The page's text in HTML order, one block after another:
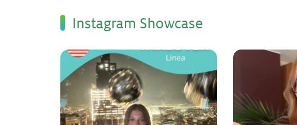
Ins­ta­gram Show­ca­se